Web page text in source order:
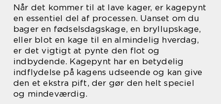
Når det kommer til at lave kager, er kagepynt
en essentiel del af processen. Uanset om du
bager en fødselsdagskage, en bryllupskage,
eller blot en kage til en almindelig hverdag,
er det vigtigt at pynte den flot og
indbydende. Kagepynt har en betydelig
indflydelse på kagens udseende og kan give
den et ekstra pift, der gør den helt speciel
og mindeværdig.